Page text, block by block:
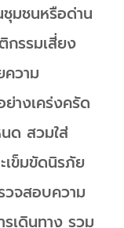
มชนหรือด่าน
รรมเสี่ยง
วาม
างเคร่งครัด
ด สวมใส่
ข็มขัดนิรภัย
วจสอบความ
เดินทาง รวม